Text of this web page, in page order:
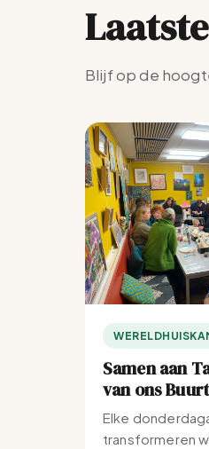
Blijf op de
Samen aan
van ons
Elke
transformeren